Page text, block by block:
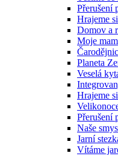
Přerušení
Hrajeme
Domov a
Moje
Planeta
Veselá
Hrajeme
Přerušení
Naše
Jarní
Vítáme